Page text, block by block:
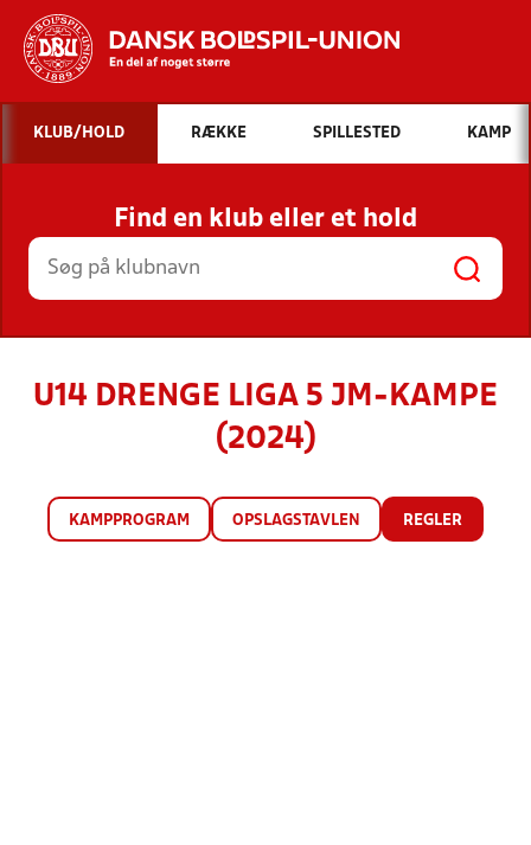
Hvad vil du søge efter?
INDHOLD OG NYHEDER
STILLINGER, RESULTATER, KLUBBER OG
HOLD
KLUB/HOLD RÆKKE SPILLESTED KAMP
Find en klub eller et hold
U14 DRENGE LIGA 5 JM-KAMPE
(2024)
KAMPPROGRAM OPSLAGSTAVLEN REGLER